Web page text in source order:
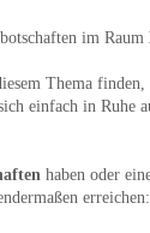
im Raum
Thema
einfach in Ruhe
haben oder
erreichen: